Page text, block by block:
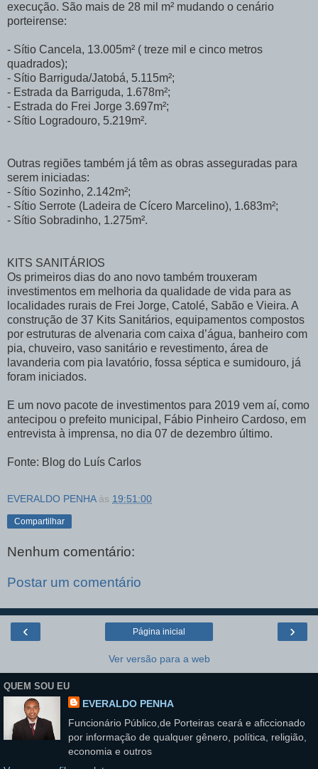
execução. São mais de 28 mil m² mudando o cenário
porteirense:
- Sítio Cancela, 13.005m² ( treze mil e cinco metros
quadrados);
- Sítio Barriguda/Jatobá, 5.115m²;
- Estrada da Barriguda, 1.678m²;
- Estrada do Frei Jorge 3.697m²;
- Sítio Logradouro, 5.219m².
Outras regiões também já têm as obras asseguradas para
serem iniciadas:
- Sítio Sozinho, 2.142m²;
- Sítio Serrote (Ladeira de Cícero Marcelino), 1.683m²;
- Sítio Sobradinho, 1.275m².
KITS SANITÁRIOS
Os primeiros dias do ano novo também trouxeram
investimentos em melhoria da qualidade de vida para as
localidades rurais de Frei Jorge, Catolé, Sabão e Vieira. A
construção de 37 Kits Sanitários, equipamentos compostos
por estruturas de alvenaria com caixa d’água, banheiro com
pia, chuveiro, vaso sanitário e revestimento, área de
lavanderia com pia lavatório, fossa séptica e sumidouro, já
foram iniciados.
E um novo pacote de investimentos para 2019 vem aí, como
antecipou o prefeito municipal, Fábio Pinheiro Cardoso, em
entrevista à imprensa, no dia 07 de dezembro último.
Fonte: Blog do Luís Carlos
EVERALDO PENHA às 19:51:00
Compartilhar
Nenhum comentário:
Postar um comentário
‹ ›
Página inicial
Ver versão para a web
QUEM SOU EU
EVERALDO PENHA
Funcionário Público,de Porteiras ceará e aficcionado
por informação de qualquer gênero, política, religião,
economia e outros